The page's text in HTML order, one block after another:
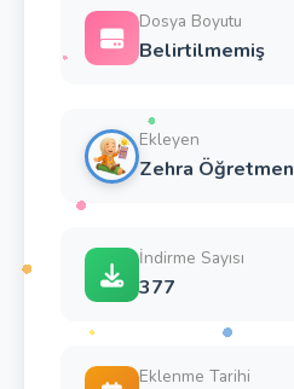
Dosya Boyutu
Belirtilmemiş
Ekleyen
Zehra Öğretmen
İndirme Sayısı
377
Eklenme Tarihi